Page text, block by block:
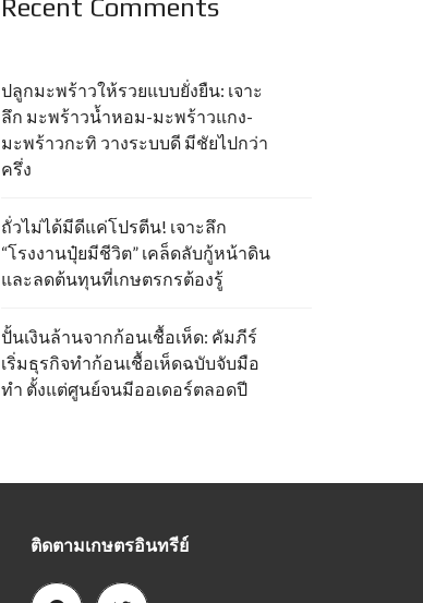
Recent Comments
ปลูกมะพร้าวให้รวยแบบยั่งยืน: เจาะ
ลึก มะพร้าวน้ำหอม-มะพร้าวแกง-
มะพร้าวกะทิ วางระบบดี มีชัยไปกว่า
ครึ่ง
ถั่วไม่ได้มีดีแค่โปรตีน! เจาะลึก
“โรงงานปุ๋ยมีชีวิต” เคล็ดลับกู้หน้าดิน
และลดต้นทุนที่เกษตรกรต้องรู้
ปั้นเงินล้านจากก้อนเชื้อเห็ด: คัมภีร์
เริ่มธุรกิจทำก้อนเชื้อเห็ดฉบับจับมือ
ทำ ตั้งแต่ศูนย์จนมีออเดอร์ตลอดปี
ติดตามเกษตรอินทรีย์